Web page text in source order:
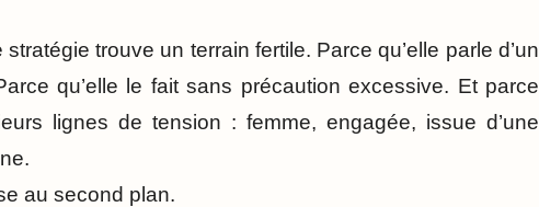
trouve un terrain fertile. Parce qu’elle parle d’un
qu’elle le fait sans précaution excessive. Et parce
lignes de tension : femme, engagée, issue d’une
au second plan.